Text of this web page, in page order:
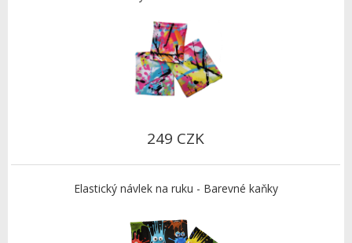
249 CZK
Elastický návlek na ruku - Barevné kaňky